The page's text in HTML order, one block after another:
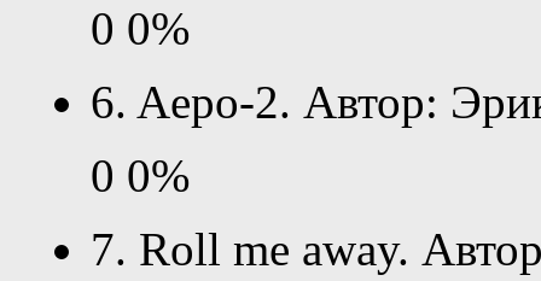
0 0%
6. Aеро-2. Автор:
0 0%
7. Roll me away.